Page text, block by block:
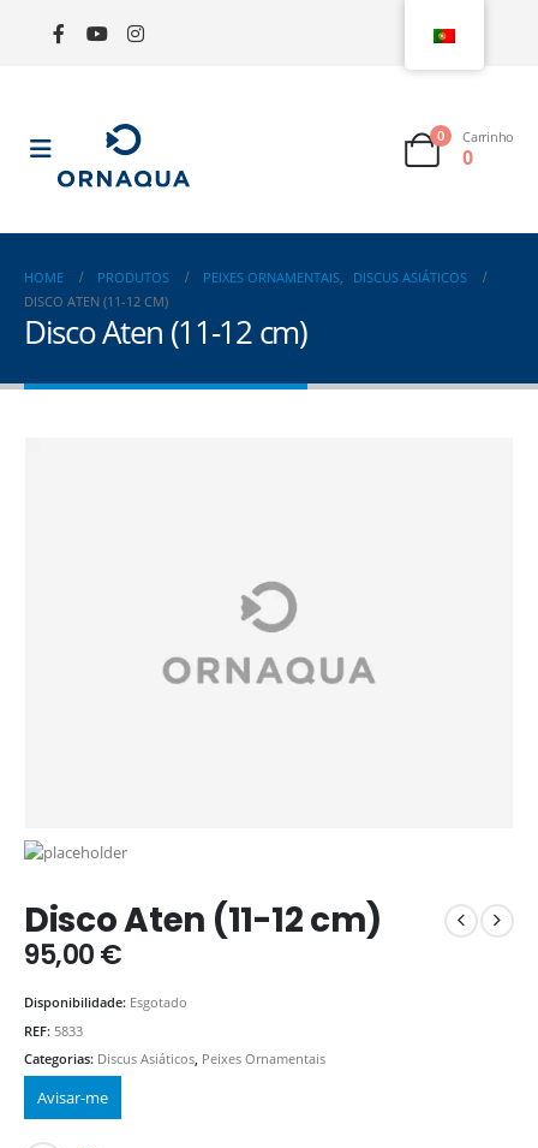
0 Carrinho
0
HOME PRODUTOS PEIXES ORNAMENTAIS,
DISCUS ASIÁTICOS
DISCO ATEN (11-12 CM)
Disco Aten (11-12 cm)
Disco Aten (11-12 cm)
95,00€
Disponibilidade: Esgotado
REF: 5833
Categorias: Discus Asiáticos, Peixes Ornamentais